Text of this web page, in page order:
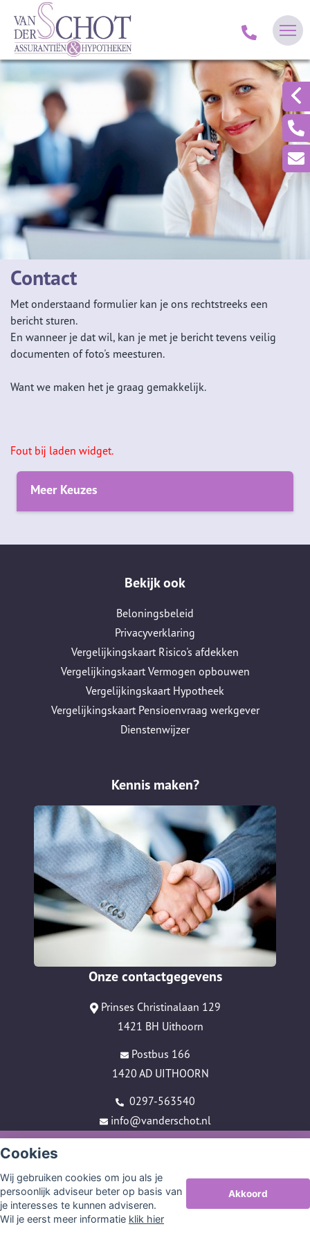
Cookies
Wij gebruiken cookies om jou als je
persoonlijk adviseur beter op basis van
je interesses te kunnen adviseren.
Wil je eerst meer informatie klik hier
Akkoord
Contact
Met onderstaand formulier kan je ons rechtstreeks een
bericht sturen.
En wanneer je dat wil, kan je met je bericht tevens veilig
documenten of foto's meesturen.
Want we maken het je graag gemakkelijk.
Fout bij laden widget.
Meer Keuzes
Bekijk ook
Beloningsbeleid
Privacyverklaring
Vergelijkingskaart Risico's afdekken
Vergelijkingskaart Vermogen opbouwen
Vergelijkingskaart Hypotheek
Vergelijkingskaart Pensioenvraag werkgever
Dienstenwijzer
Kennis maken?
Onze contactgegevens
Prinses Christinalaan 129
1421 BH Uithoorn
Postbus 166
1420 AD UITHOORN
0297-563540
info@vanderschot.nl
Sitemap
Disclaimer